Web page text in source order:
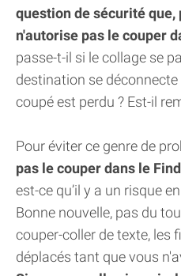
question de sécurité que,
n'autorise pas le couper
passe-t-il si le collage se
destination se déconnecte
coupé est perdu ? Est-il
Pour éviter ce genre de
pas le couper dans le
est-ce qu’il y a un risque
Bonne nouvelle, pas du
couper-coller de texte, les
déplacés tant que vous